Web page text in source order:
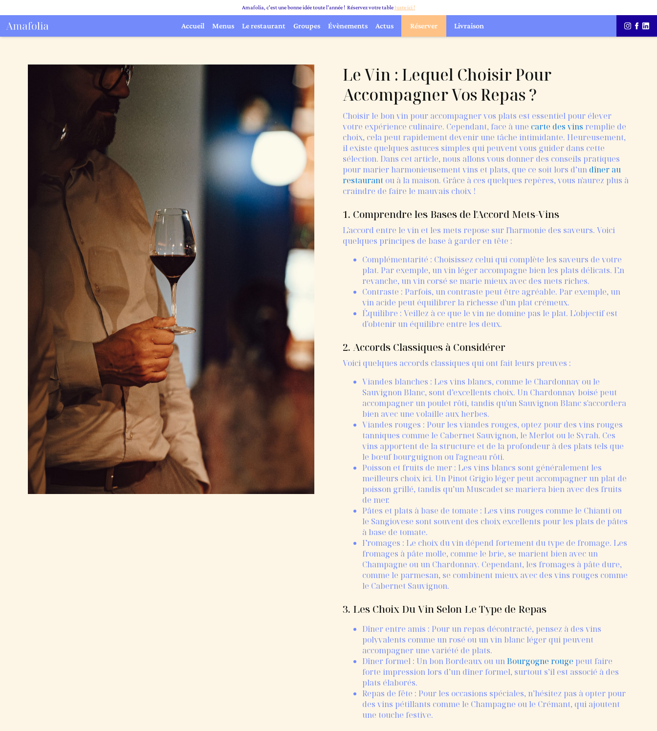
Amafolia, c'est une bonne idée toute l'année ! Réservez votre tableJuste ici !
Accueil Menus Le restaurant Groupes Évènements Actus Réserver Livraison
Le Vin : Lequel Choisir Pour
Accompagner Vos Repas ?
Choisir le bon vin pour accompagner vos plats est essentiel pour élever
votre expérience culinaire. Cependant, face à une carte des vins remplie de
choix, cela peut rapidement devenir une tâche intimidante. Heureusement,
il existe quelques astuces simples qui peuvent vous guider dans cette
sélection. Dans cet article, nous allons vous donner des conseils pratiques
pour marier harmonieusement vins et plats, que ce soit lors d’un dîner au
restaurantou à la maison. Grâce à ces quelques repères, vous n'aurez plus à
craindre de faire le mauvais choix !
1. Comprendre les Bases de l'Accord Mets-Vins
L'accord entre le vin et les mets repose sur l'harmonie des saveurs. Voici
quelques principes de base à garder en tête :
Complémentarité : Choisissez celui qui complète les saveurs de votre
plat. Par exemple, un vin léger accompagne bien les plats délicats. En
revanche, un vin corsé se marie mieux avec des mets riches.
Contraste : Parfois, un contraste peut être agréable. Par exemple, un
vin acide peut équilibrer la richesse d'un plat crémeux.
Équilibre : Veillez à ce que le vin ne domine pas le plat. L'objectif est
d'obtenir un équilibre entre les deux.
2. Accords Classiques à Considérer
Voici quelques accords classiques qui ont fait leurs preuves :
Viandes blanches : Les vins blancs, comme le Chardonnay ou le
Sauvignon Blanc, sont d’excellents choix. Un Chardonnay boisé peut
accompagner un poulet rôti, tandis qu'un Sauvignon Blanc s'accordera
bien avec une volaille aux herbes.
Viandes rouges : Pour les viandes rouges, optez pour des vins rouges
tanniques comme le Cabernet Sauvignon, le Merlot ou le Syrah. Ces
vins apportent de la structure et de la profondeur à des plats tels que
le bœuf bourguignon ou l'agneau rôti.
Poisson et fruits de mer : Les vins blancs sont généralement les
meilleurs choix ici. Un Pinot Grigio léger peut accompagner un plat de
poisson grillé, tandis qu’un Muscadet se mariera bien avec des fruits
de mer.
Pâtes et plats à base de tomate : Les vins rouges comme le Chianti ou
le Sangiovese sont souvent des choix excellents pour les plats de pâtes
à base de tomate.
Fromages : Le choix du vin dépend fortement du type de fromage. Les
fromages à pâte molle, comme le brie, se marient bien avec un
Champagne ou un Chardonnay. Cependant, les fromages à pâte dure,
comme le parmesan, se combinent mieux avec des vins rouges comme
le Cabernet Sauvignon.
3. Les Choix Du Vin Selon Le Type de Repas
Dîner entre amis : Pour un repas décontracté, pensez à des vins
polyvalents comme un rosé ou un vin blanc léger qui peuvent
accompagner une variété de plats.
Dîner formel : Un bon Bordeaux ou unBourgogne rouge peut faire
forte impression lors d’un dîner formel, surtout s’il est associé à des
plats élaborés.
Repas de fête : Pour les occasions spéciales, n’hésitez pas à opter pour
des vins pétillants comme le Champagne ou le Crémant, qui ajoutent
une touche festive.